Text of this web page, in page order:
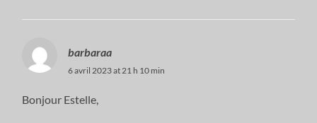
barbaraa
6 avril 2023 at 21 h 10 min
Bonjour Estelle,